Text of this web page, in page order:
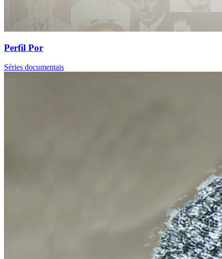
Perfil Por
Séries documentais